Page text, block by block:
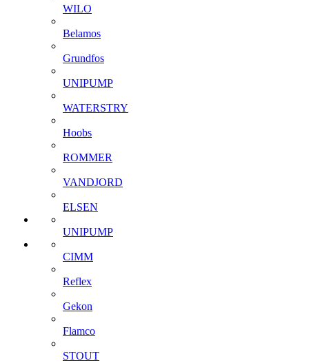
WILO
Belamos
Grundfos
UNIPUMP
WATERSTRY
Hoobs
ROMMER
VANDJORD
ELSEN
UNIPUMP
CIMM
Reflex
Gekon
Flamco
STOUT